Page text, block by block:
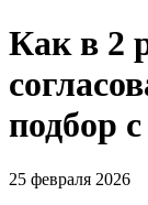
Как в 2
подбор
25 февраля 2026